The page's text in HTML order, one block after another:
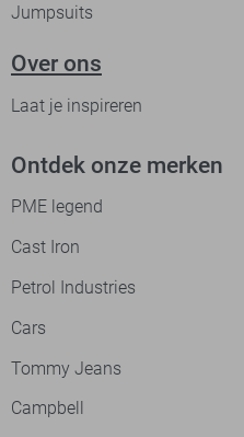
Jumpsuits
Over ons
Laat je inspireren
Ontdek onze merken
PME legend
Cast Iron
Petrol Industries
Cars
Tommy Jeans
Campbell